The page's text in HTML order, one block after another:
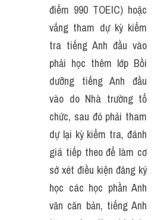
điểm 990 TOEIC) hoặc
vắng tham dự kỳ kiểm
tra tiếng Anh đầu vào
phải học thêm lớp Bồi
dưỡng tiếng Anh đầu
vào do Nhà trường tổ
chức, sau đó phải tham
dự lại kỳ kiểm tra, đánh
giá tiếp theo để làm cơ
sở xét điều kiện đăng ký
học các học phần Anh
văn căn bản, tiếng Anh